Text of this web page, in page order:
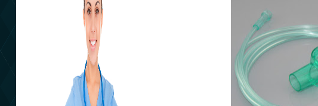
Plan Sanitario